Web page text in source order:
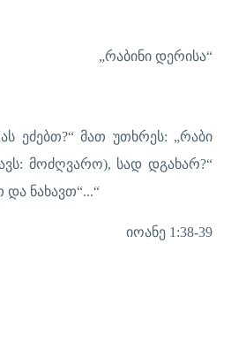
„რაბინი დერისა“
ეძებთ?“ მათ უთხრეს: „რაბი
მოძღვარო), სად დგახარ?“
და ნახავთ“...“
იოანე 1:38-39